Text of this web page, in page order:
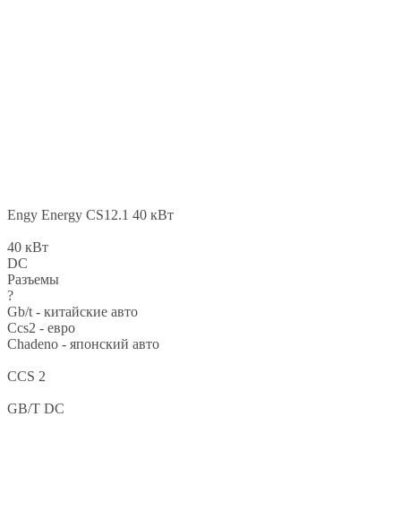
Engy Energy CS12.1 40 кВт
40 кВт
DC
Разъемы
?
Gb/t - китайские авто
Ccs2 - евро
Chadeno - японский авто
CCS 2
GB/T DC